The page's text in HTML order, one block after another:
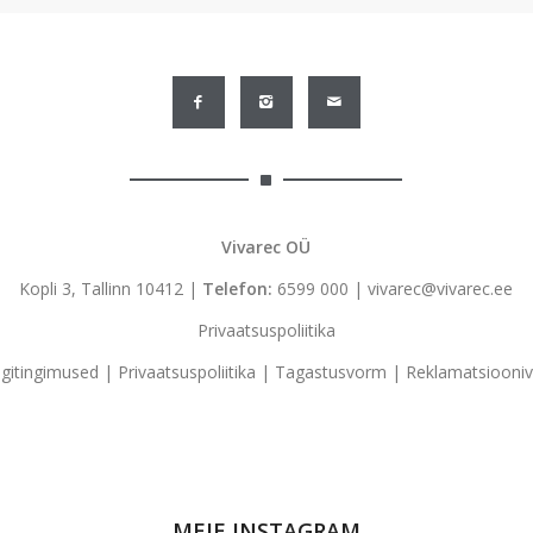
Vivarec OÜ
Kopli 3, Tallinn 10412 | Telefon: 6599 000 |vivarec@vivarec.ee
Privaatsuspoliitika
| Privaatsuspoliitika | Tagastusvorm |